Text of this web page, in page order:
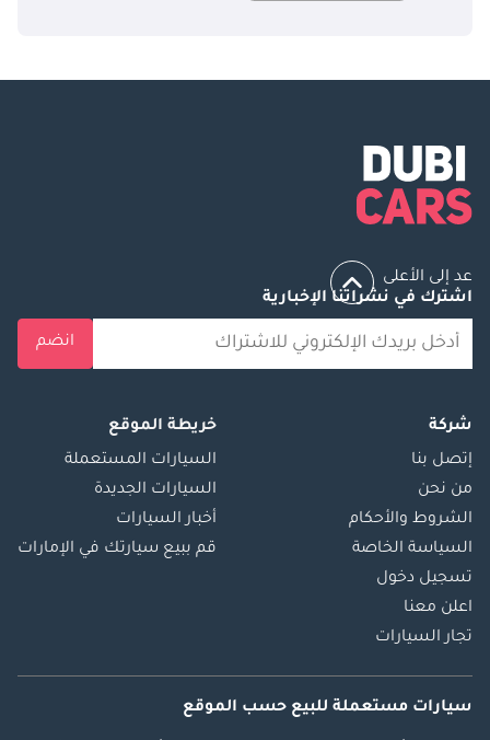
عد إلى الأعلى
اشترك في نشراتنا الإخبارية
انضم
شركة
إتصل بنا
من نحن
الشروط والأحكام
السياسة الخاصة
تسجيل دخول
اعلن معنا
تجار السيارات
خريطة الموقع
السيارات المستعملة
السيارات الجديدة
أخبار السيارات
قم ببيع سيارتك في الإمارات
سيارات مستعملة للبيع حسب الموقع